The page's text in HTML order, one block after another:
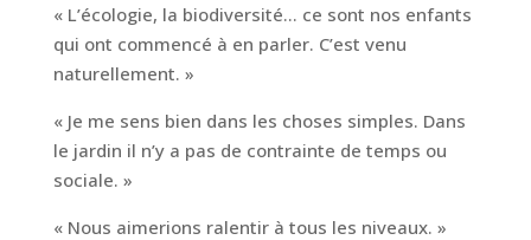
« L’écologie, la biodiversité… ce sont nos enfants
qui ont commencé à en parler. C’est venu
naturellement. »
« Je me sens bien dans les choses simples. Dans
le jardin il n’y a pas de contrainte de temps ou
sociale. »
« Nous aimerions ralentir à tous les niveaux. »